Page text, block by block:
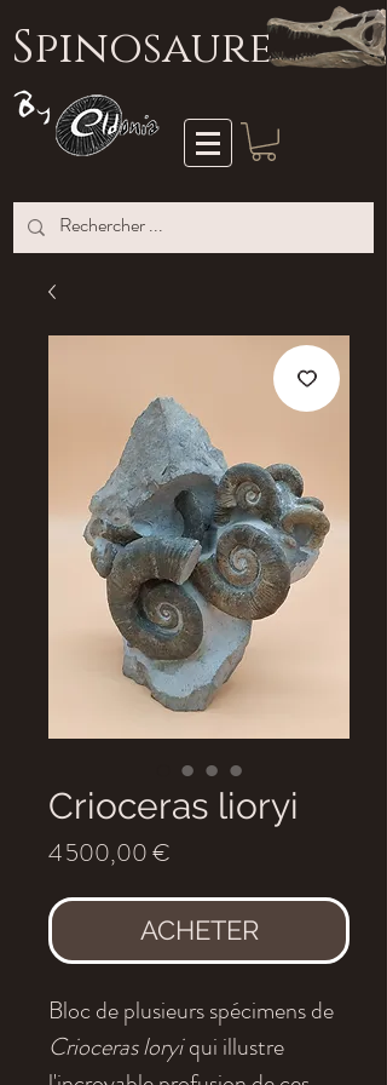
Spinosaure
Crioceras lioryi
4 500,00 €
ACHETER
Bloc de plusieurs spécimens de
Crioceras loryiqui illustre